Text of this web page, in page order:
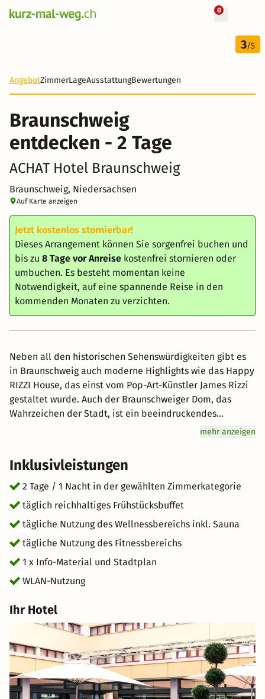
0
2 Tage
64 CHF
+ 32 Fotos
3/5
AngebotZimmerLageAusstattungBewertungen
Braunschweig
entdecken - 2 Tage
ACHAT Hotel Braunschweig
Braunschweig, Niedersachsen
Auf Karte anzeigen
Jetzt kostenlos stornierbar!
Dieses Arrangement können Sie sorgenfrei buchen und
bis zu 8 Tage vor Anreise kostenfrei stornieren oder
umbuchen. Es besteht momentan keine
Notwendigkeit, auf eine spannende Reise in den
kommenden Monaten zu verzichten.
Neben all den historischen Sehenswürdigkeiten gibt es
in Braunschweig auch moderne Highlights wie das Happy
RIZZI House, das einst vom Pop-Art-Künstler James Rizzi
gestaltet wurde. Auch der Braunschweiger Dom, das
Wahrzeichen der Stadt, ist ein beeindruckendes
ist von Montag bis Donnerstag von 06:30 Uhr bis 22:30
Uhr und an Wochenenden 24 Stunden besetzt. Wünschen
Sie eine spätere Anreise, so ermöglichen wir Ihnen dies
gerne nach vorangegangener Anmeldung und Zahlung.
Um die dazu notwendigen Informationen mit Ihnen zu
teilen, nehmen Sie bitte bis spätestens 22:00 Uhr unter
05317008 0 oder braunschweig@achat-hotels.com
Kontakt mit uns auf.
mehr anzeigen
Inklusivleistungen
2 Tage / 1 Nacht in der gewählten Zimmerkategorie
täglich reichhaltiges Frühstücksbuffet
tägliche Nutzung des Wellnessbereichs inkl. Sauna
tägliche Nutzung des Fitnessbereichs
1 x Info-Material und Stadtplan
WLAN-Nutzung
Ihr Hotel